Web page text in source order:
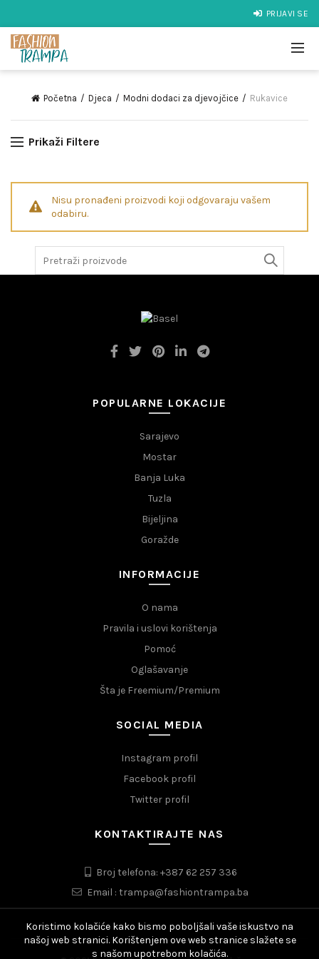
PRIJAVI SE
Početna Djeca Modni dodaci za djevojčice Rukavice
Prikaži Filtere
Nisu pronađeni proizvodi koji odgovaraju vašem
odabiru.
POPULARNE LOKACIJE
Sarajevo
Mostar
Banja Luka
Tuzla
Bijeljina
Goražde
INFORMACIJE
O nama
Pravila i uslovi korištenja
Pomoć
Oglašavanje
Šta je Freemium/Premium
SOCIAL MEDIA
Instagram profil
Facebook profil
Twitter profil
KONTAKTIRAJTE NAS
Broj telefona: +387 62 257 336
Email : trampa@fashiontrampa.ba
Koristimo kolačiće kako bismo poboljšali vaše iskustvo na
našoj web stranici. Korištenjem ove web stranice slažete se
s našom upotrebom kolačića.